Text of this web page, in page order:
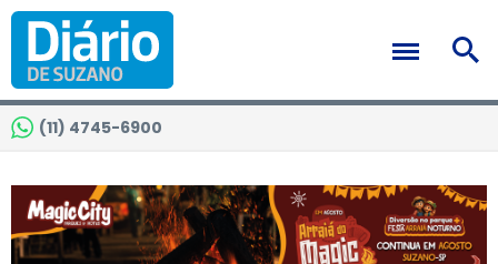
(11) 4745-6900